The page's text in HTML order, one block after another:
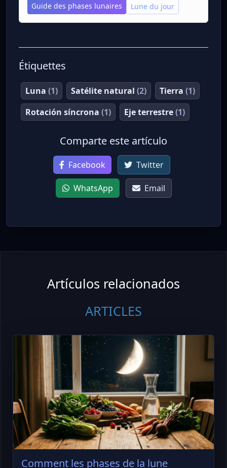
Guide des phases lunaires Lune du jour
Étiquettes
Luna (1) Satélite natural (2) Tierra (1)
Rotación síncrona (1) Eje terrestre(1)
Comparte este artículo
Facebook Twitter
WhatsApp Email
Artículos relacionados
ARTICLES
Comment les phases de la lune